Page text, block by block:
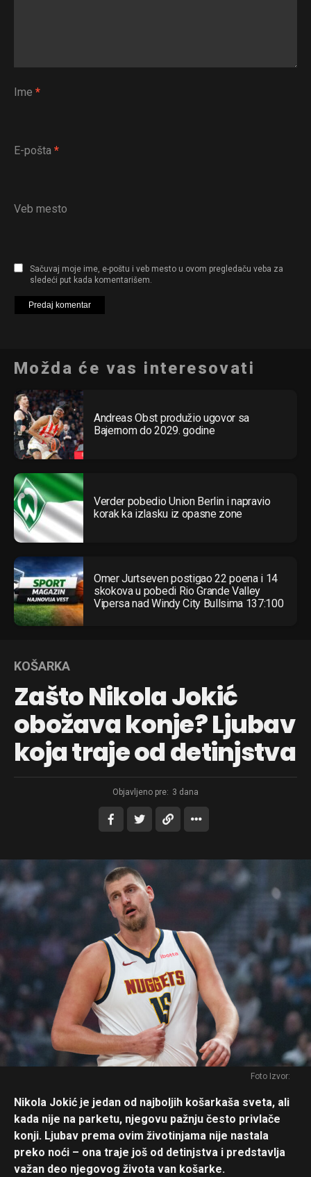
Ime *
E-pošta *
Veb mesto
Sačuvaj moje ime, e-poštu i veb mesto u ovom pregledaču veba za
sledeći put kada komentarišem.
Možda će vas interesovati
Andreas Obst produžio ugovor sa
Bajernom do 2029. godine
Verder pobedio Union Berlin i napravio
korak ka izlasku iz opasne zone
Omer Jurtseven postigao 22 poena i 14
skokova u pobedi Rio Grande Valley
Vipersa nad Windy City Bullsima 137:100
KOŠARKA
Zašto Nikola Jokić
obožava konje? Ljubav
koja traje od detinjstva
Objavljeno pre: 3 dana
Foto Izvor:
Nikola Jokić je jedan od najboljih košarkaša sveta, ali
kada nije na parketu, njegovu pažnju često privlače
konji. Ljubav prema ovim životinjama nije nastala
preko noći – ona traje još od detinjstva i predstavlja
važan deo njegovog života van košarke.